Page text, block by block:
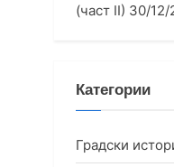
(част II) 30/12/
Категории
Градски